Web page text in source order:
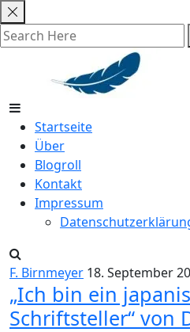
Skip
to
content
Startseite
Über
Blogroll
Kontakt
Impressum
F. Birnmeyer 18. September
„Ich bin ein
Schriftsteller“ von